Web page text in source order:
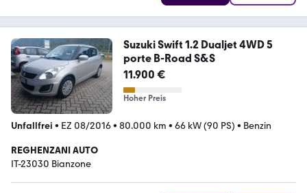
Suzuki Swift 1.2 Dualjet 4WD 5
porte B-Road S&S
11.900 €
Hoher Preis
Unfallfrei • EZ 08/2016• 80.000 km • 66 kW (90 PS) • Benzin
REGHENZANI AUTO
IT-23030 Bianzone